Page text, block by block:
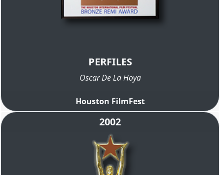
PERFILES
Oscar De La Hoya
Houston FilmFest
2002